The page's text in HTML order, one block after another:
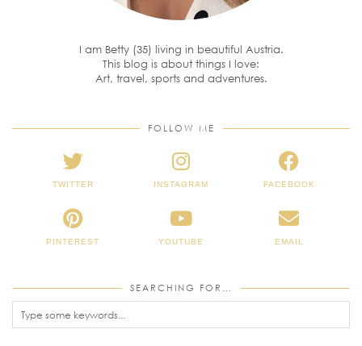
I am Betty (35) living in beautiful Austria.
This blog is about things I love:
Art, travel, sports and adventures.
FOLLOW ME
TWITTER INSTAGRAM FACEBOOK
PINTEREST YOUTUBE EMAIL
SEARCHING FOR…